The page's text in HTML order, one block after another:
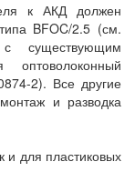
к АКД должен
BFOC/2.5 (см.
существующим
оптоволоконный
2). Все другие
и разводка
и для пластиковых